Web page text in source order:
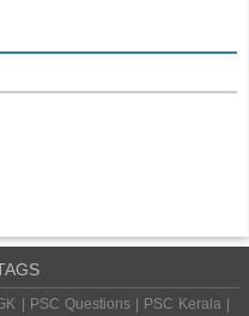
| PSC Questions | PSC Kerala |